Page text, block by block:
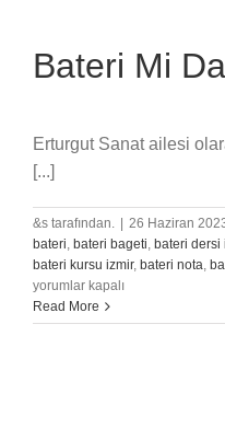
Bateri Mi
Erturgut Sanat ailesi
[...]
&s tarafından. 26 Haziran
bateri, bateri bageti, bateri dersi
bateri kursu izmir, bateri nota,
yorumlar kapalı
Read More